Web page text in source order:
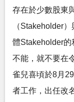
存在於少數股東
（Stakeholder
體Stakeholder的
不能，就不要在
雀兒喜頃於8月
者工作，出任改